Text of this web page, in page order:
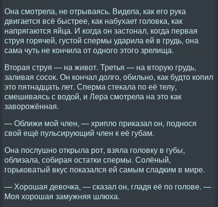
Она смотрела, не отрываясь. Видела, как его рука
двигается всё быстрее, как набухает головка, как
напрягаются яйца. И когда он застонал, когда первая
струя горячей, густой спермы ударила ей в грудь, она
сама чуть не кончила от одного этого зрелища.
Вторая струя — на живот. Третья — на вторую грудь,
заливая сосок. Он кончал долго, обильно, как будто копил
это пятнадцать лет. Сперма стекала по её телу,
смешиваясь с водой, и Лера смотрела на это как
заворожённая.
— Оближи мой член, — хрипло приказал он, поднося
свой ещё пульсирующий член к её губам.
Она послушно открыла рот, взяла головку в губы,
облизала, собирая остатки спермы. Солёный,
горьковатый вкус показался ей самым сладким в мире.
— Хорошая девочка, — сказал он, гладя её по голове. —
Моя хорошая замужняя шлюха.